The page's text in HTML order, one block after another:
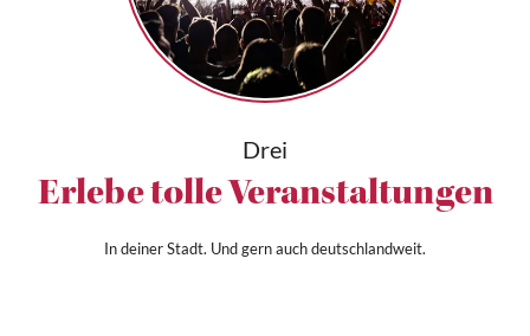
Drei
Erlebe tolle Veranstaltungen
In deiner Stadt. Und gern auch deutschlandweit.